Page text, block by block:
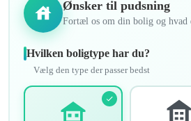
Ønsker til pudsning
Fortæl os om din bolig og hvad
Hvilken boligtype har du?
Vælg den type der passer bedst